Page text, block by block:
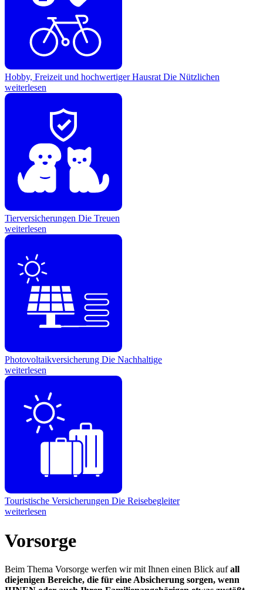
Hobby, Freizeit und hochwertiger Hausrat Die Nützlichen
weiterlesen
Tierversicherungen Die Treuen
weiterlesen
Photovoltaikversicherung Die Nachhaltige
weiterlesen
Touristische Versicherungen Die Reisebegleiter
weiterlesen
Vorsorge
Beim Thema Vorsorge werfen wir mit Ihnen einen Blick aufall
diejenigen Bereiche, die für eine Absicherung sorgen, wenn